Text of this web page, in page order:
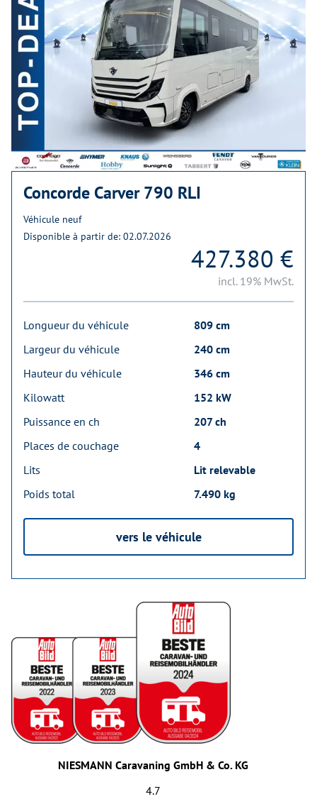
Concorde Carver 790 RLI
Véhicule neuf
Disponible à partir de: 02.07.2026
427.380 €
incl. 19% MwSt.
Longueur du véhicule
809 cm
Largeur du véhicule
240 cm
Hauteur du véhicule
346 cm
Kilowatt
152 kW
Puissance en ch
207 ch
Places de couchage
4
Lits
Lit relevable
Poids total
7.490 kg
vers le véhicule
NIESMANN Caravaning GmbH & Co. KG
4.7